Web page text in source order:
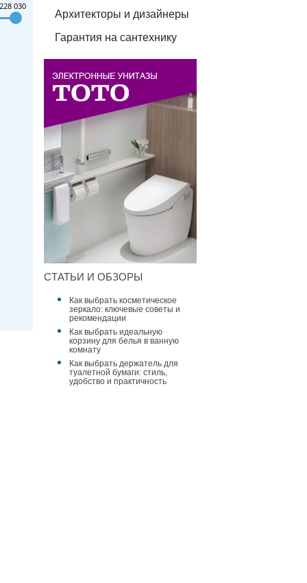
228 030
Архитекторы и дизайнеры
Гарантия на сантехнику
СТАТЬИ И ОБЗОРЫ
Как выбрать косметическое
зеркало: ключевые советы и
рекомендации
Как выбрать идеальную
корзину для белья в ванную
комнату
Как выбрать держатель для
туалетной бумаги: стиль,
удобство и практичность